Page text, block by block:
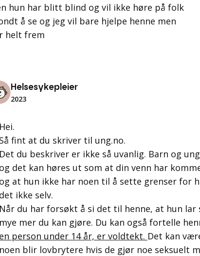
hun har blitt blind og vil ikke høre på folk
å se og jeg vil bare hjelpe henne men
helt frem
Helsesykepleier
2023
Hei.
Så fint at du skriver til ung.no.
Det du beskriver er ikke så uvanlig. Barn og
og det kan høres ut som at din venn har
og at hun ikke har noen til å sette grenser for
det ikke selv.
Når du har forsøkt å si det til henne, at hun lar
mye mer du kan gjøre. Du kan også fortelle
en person under 14 år, er voldtekt. Det kan
noen blir lovbrytere hvis de gjør noe seksuelt